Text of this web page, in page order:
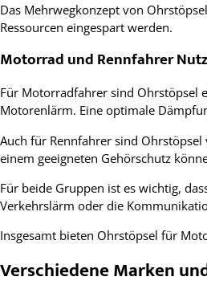
Das Mehrwegkonzept von
Ressourcen eingespart werden.
Motorrad und Rennfahrer
Für Motorradfahrer sind Ohrstöpsel
Motorenlärm. Eine optimale
Auch für Rennfahrer sind
einem geeigneten Gehörschutz
Für beide Gruppen ist es wichtig,
Verkehrslärm oder die
Insgesamt bieten Ohrstöpsel für
Verschiedene Marken